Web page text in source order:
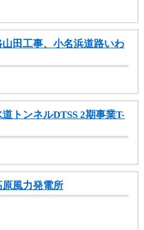
田工事、小名浜道路いわ
トンネルDTSS 2期事業T-
風力発電所